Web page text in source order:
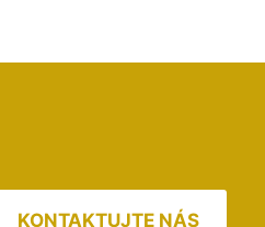
KONTAKTUJTE NÁS